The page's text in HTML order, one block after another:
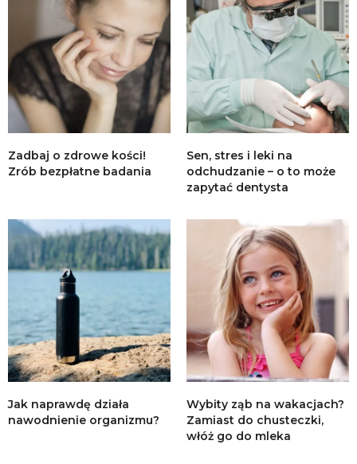
Zadbaj o zdrowe kości!
Zrób bezpłatne badania
Sen, stres i leki na
odchudzanie – o to może
zapytać dentysta
Jak naprawdę działa
nawodnienie organizmu?
Wybity ząb na wakacjach?
Zamiast do chusteczki,
włóż go do mleka